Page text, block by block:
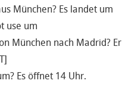
München? Es landet um
use um
München nach Madrid? Er
Es öffnet 14 Uhr.